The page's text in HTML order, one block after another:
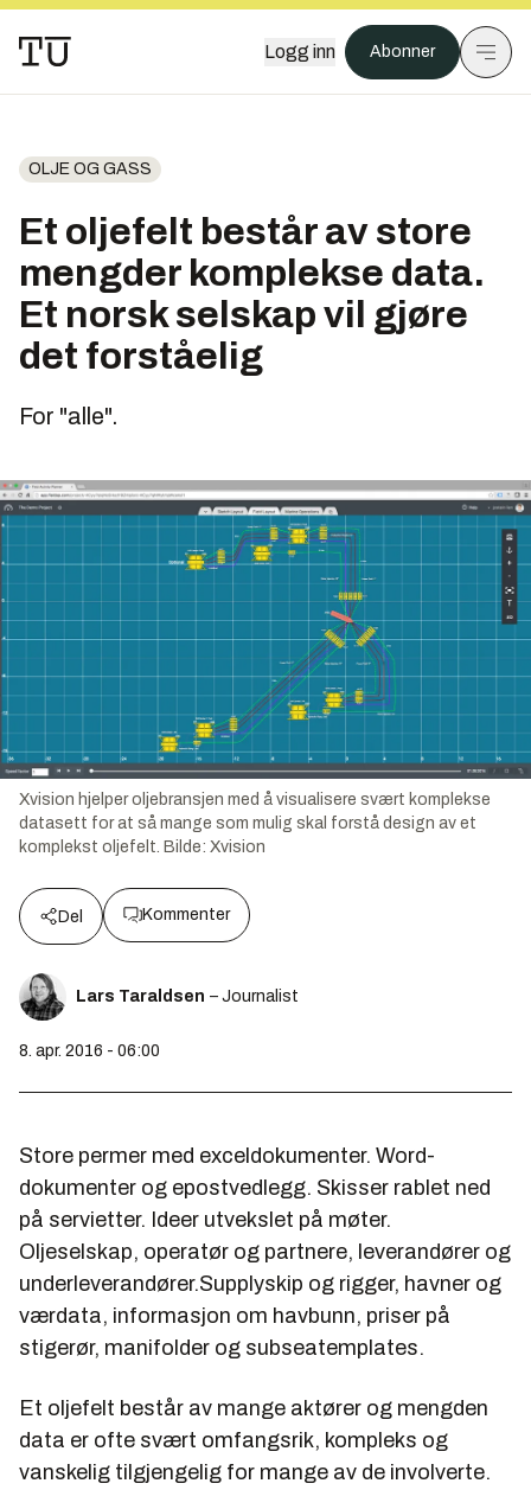
Logg inn Abonner
OLJE OG GASS
Et oljefelt består av store
mengder komplekse data.
Et norsk selskap vil gjøre
det forståelig
For "alle".
Xvision hjelper oljebransjen med å visualisere svært komplekse
datasett for at så mange som mulig skal forstå design av et
komplekst oljefelt. Bilde: Xvision
Del Kommenter
Lars Taraldsen – Journalist
8. apr. 2016 - 06:00
Store permer med exceldokumenter. Word-
dokumenter og epostvedlegg. Skisser rablet ned
på servietter. Ideer utvekslet på møter.
Oljeselskap, operatør og partnere, leverandører og
underleverandører.Supplyskip og rigger, havner og
værdata, informasjon om havbunn, priser på
stigerør, manifolder og subseatemplates.
Et oljefelt består av mange aktører og mengden
data er ofte svært omfangsrik, kompleks og
vanskelig tilgjengelig for mange av de involverte.